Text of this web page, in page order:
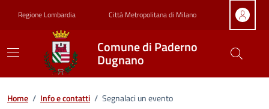
Regione Lombardia Città Metropolitana di Milano
Comune di Paderno
Dugnano
Home / Info e contatti / Segnalaci un evento